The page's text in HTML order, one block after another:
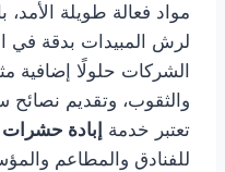
مواد فعالة طويلة
لرش المبيدات بدقة في
الشركات حلولًا إضافية
والثقوب، وتقديم نصائح
تعتبر خدمة إبادة حشرات
للفنادق والمطاعم